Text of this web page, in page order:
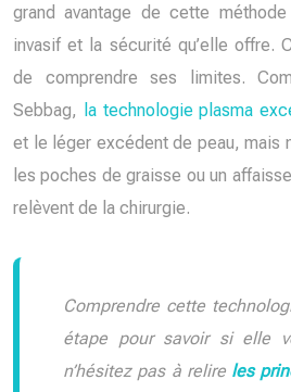
grand avantage de cette
invasif et la sécurité qu’elle offre.
de comprendre ses limites.
Sebbag,
la technologie plasma
et le léger excédent de peau, mais
les poches de graisse ou un
relèvent de la chirurgie.
Comprendre cette
étape pour savoir si elle
n’hésitez pas à relire les